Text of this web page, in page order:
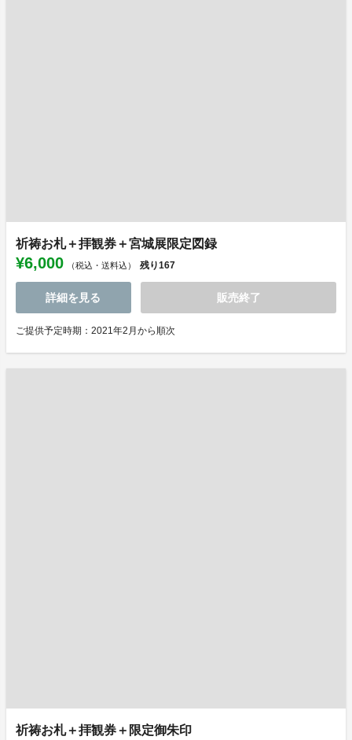
祈祷お札＋拝観券＋宮城展限定図録
¥6,000 （税込・送料込） 残り167
詳細を見る 販売終了
ご提供予定時期：2021年2月から順次
祈祷お札＋拝観券＋限定御朱印